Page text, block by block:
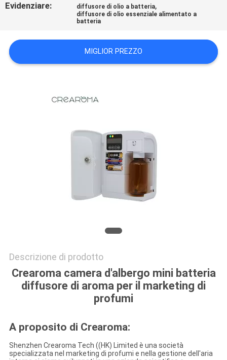
NOTIZIE
RICHIEDA
UNA
Evidenziare: diffusore di olio a batteria,
diffusore di olio essenziale alimentato a
batteria
MIGLIOR PREZZO
Descrizione di prodotto
Crearoma camera d'albergo mini batteria
diffusore di aroma per il marketing di
profumi
A proposito di Crearoma:
Shenzhen Crearoma Tech ((HK) Limited è una società
specializzata nel marketing di profumi e nella gestione dell'aria